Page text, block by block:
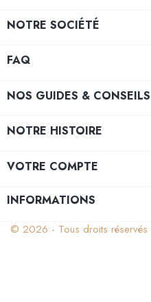
NOTRE SOCIÉTÉ
FAQ
NOS GUIDES & CONSEILS
NOTRE HISTOIRE
VOTRE COMPTE
INFORMATIONS
© 2026 - Tous droits réservés -